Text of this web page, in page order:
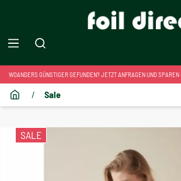
WOANDERS GÜNSTIGER GEFUNDEN? JETZT ANFRAGEN UND
/ Sale
SALE